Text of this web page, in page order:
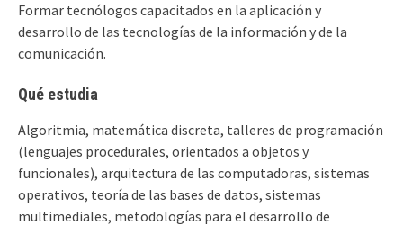
Formar tecnólogos capacitados en la aplicación y
desarrollo de las tecnologías de la información y de la
comunicación.
Qué estudia
Algoritmia, matemática discreta, talleres de programación
(lenguajes procedurales, orientados a objetos y
funcionales), arquitectura de las computadoras, sistemas
operativos, teoría de las bases de datos, sistemas
multimediales, metodologías para el desarrollo de